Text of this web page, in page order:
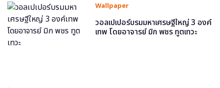
Wallpaper
วอลเปเปอร์บรมมหาเศรษฐีใหญ่ 3 องค์
เทพ โดยอาจารย์ มิก พชร ทูตเทวะ